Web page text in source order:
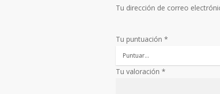
Tu dirección de correo
Tu puntuación *
Tu valoración *